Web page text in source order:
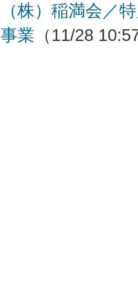
（株）稲満会
事業 （11/28